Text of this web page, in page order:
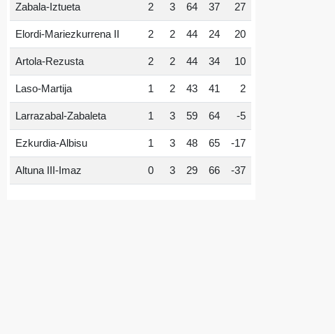
Zabala-Iztueta 2 3 64 37 27
Elordi-Mariezkurrena II 2 2 44 24 20
Artola-Rezusta 2 2 44 34 10
Laso-Martija 1 2 43 41 2
Larrazabal-Zabaleta 1 3 59 64 -5
Ezkurdia-Albisu 1 3 48 65 -17
Altuna III-Imaz 0 3 29 66 -37